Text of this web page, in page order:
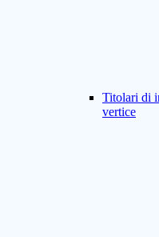
Titolari di
vertice